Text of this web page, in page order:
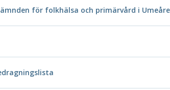
för folkhälsa och primärvård i